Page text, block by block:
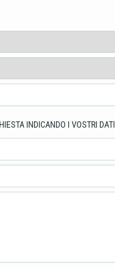
INDICANDO I VOSTRI DATI